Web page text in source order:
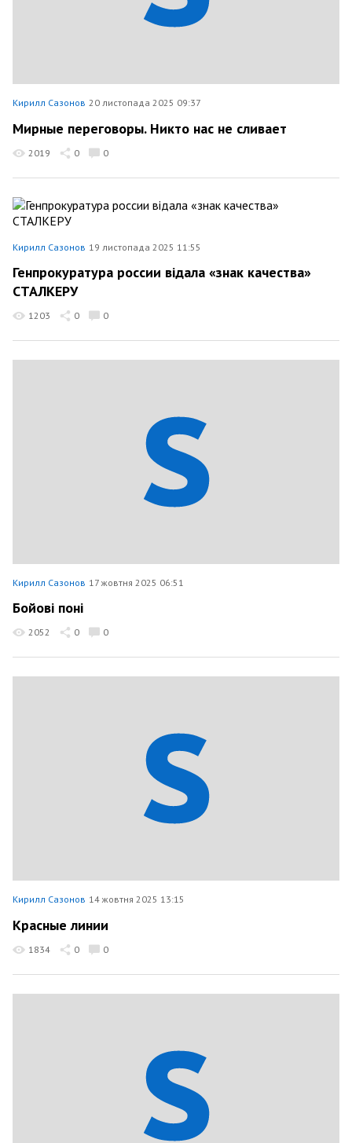
Кирилл Сазонов 20 листопада 2025 09:37
Мирные переговоры. Никто нас не сливает
2019 0 0
Кирилл Сазонов 19 листопада 2025 11:55
Генпрокуратура россии відала «знак качества»
СТАЛКЕРУ
1203 0 0
Кирилл Сазонов 17 жовтня 2025 06:51
Бойові поні
2052 0 0
Кирилл Сазонов 14 жовтня 2025 13:15
Красные линии
1834 0 0